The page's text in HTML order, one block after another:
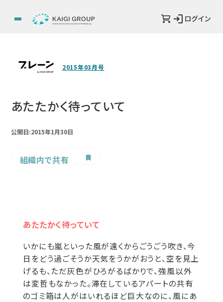
ログイン
2015年03月号
あたたかく待っていて
公開日:2015年1月30日
組織内で共有
あたたかく待っていて
いかにも嵐といった風が遠くからごうごう吹き、今
日をどう過ごそうか天気をうかがおうと、空を見上
げるも、ただ灰色がひろがるばかりで、強風以外
は変哲もなかった。滞在しているアパートの共有
のゴミ箱は人がはいれるほど巨大なのに、風にあ